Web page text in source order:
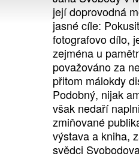
její doprovodná
jasné cíle:
fotografovo dílo,
zejména u
považováno za
přitom málokdy
Podobný, nijak
však nedaří
zmiňované
výstava a kniha,
svědci